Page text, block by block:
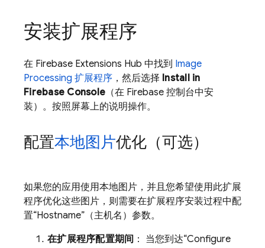
安装扩展程序
在 Firebase Extensions Hub 中找到 Image
Processing 扩展程序 ，然后选择 Install in
Firebase Console （在 Firebase 控制台中安
装）。按照屏幕上的说明操作。
配置本地图片优化（可选）
如果您的应用使用本地图片，并且您希望使用此扩展
程序优化这些图片，则需要在扩展程序安装过程中配
置“Hostname”（主机名）参数。
在扩展程序配置期间 ： 当您到达“Configure